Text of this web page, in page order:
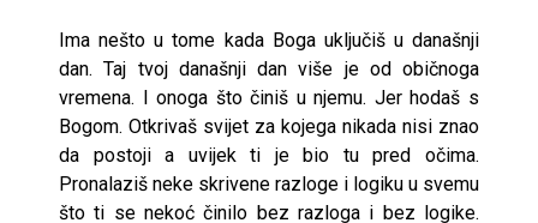
Ima nešto u tome kada Boga uključiš u današnji
dan. Taj tvoj današnji dan više je od običnoga
vremena. I onoga što činiš u njemu. Jer hodaš s
Bogom. Otkrivaš svijet za kojega nikada nisi znao
da postoji a uvijek ti je bio tu pred očima.
Pronalaziš neke skrivene razloge i logiku u svemu
što ti se nekoć činilo bez razloga i bez logike.